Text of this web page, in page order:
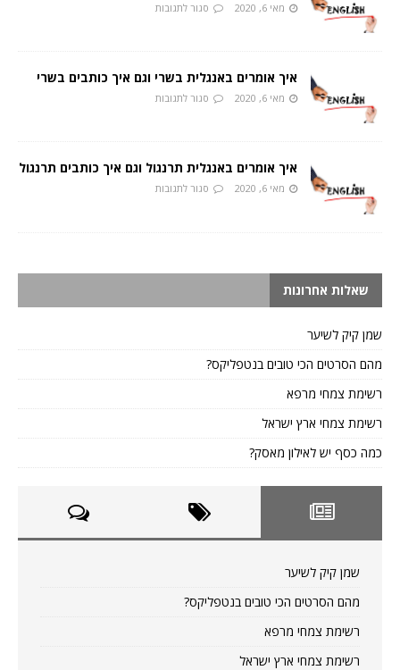
מאי 6, 2020 סגור לתגובות
איך אומרים באנגלית בשרי וגם איך כותבים בשרי
מאי 6, 2020 סגור לתגובות
איך אומרים באנגלית תרנגול וגם איך כותבים תרנגול
מאי 6, 2020 סגור לתגובות
שאלות אחרונות
שמן קיק לשיער
מהם הסרטים הכי טובים בנטפליקס?
רשימת צמחי מרפא
רשימת צמחי ארץ ישראל
כמה כסף יש לאילון מאסק?
שמן קיק לשיער
מהם הסרטים הכי טובים בנטפליקס?
רשימת צמחי מרפא
רשימת צמחי ארץ ישראל